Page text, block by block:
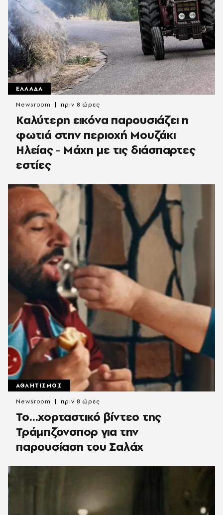
ΕΛΛΑΔΑ
Καλύτερη εικόνα παρουσιάζει η
φωτιά στην περιοχή Μουζάκι
Ηλείας - Μάχη με τις διάσπαρτες
εστίες
Newsroom πριν 8 ώρες
ΑΘΛΗΤΙΣΜΟΣ
Το…χορταστικό βίντεο της
Τράμπζονσπορ για την
παρουσίαση του Σαλάχ
Newsroom πριν 8 ώρες